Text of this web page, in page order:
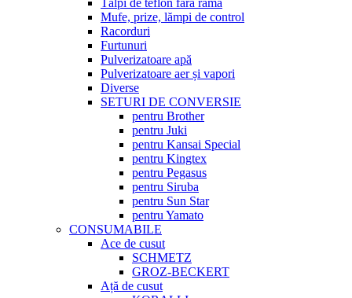
Tălpi de teflon fără ramă
Mufe, prize, lămpi de control
Racorduri
Furtunuri
Pulverizatoare apă
Pulverizatoare aer și vapori
Diverse
SETURI DE CONVERSIE
pentru Brother
pentru Juki
pentru Kansai Special
pentru Kingtex
pentru Pegasus
pentru Siruba
pentru Sun Star
pentru Yamato
CONSUMABILE
Ace de cusut
SCHMETZ
GROZ-BECKERT
Ață de cusut